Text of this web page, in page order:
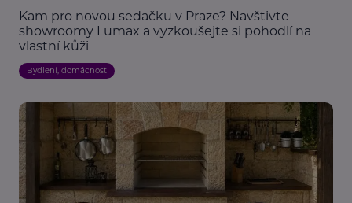
Kam pro novou sedačku v Praze? Navštivte
showroomy Lumax a vyzkoušejte si pohodlí na
vlastní kůži
Bydlení, domácnost